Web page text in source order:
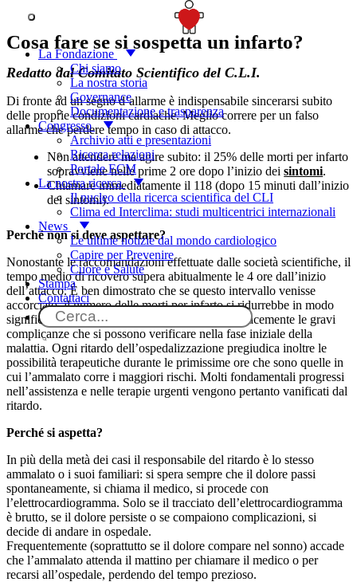
La Fondazione
Chi siamo
La nostra storia
Governance
Documentazione e trasparenza
Congresso
Archivio atti e presentazioni
Ricerca relazioni
Portale ECM
La nostra ricerca
Il nucleo della ricerca scientifica del CLI
Clima ed Interclima: studi multicentrici internazionali
News
Le ultime notizie dal mondo cardiologico
Capire per Prevenire
Cuore e Salute
Stampa
Contattaci
Cosa fare se si sospetta un infarto?
Redatto dal Comitato Scientifico del C.L.I.
Di fronte ad un segno d’allarme è indispensabile sincerarsi subito
delle proprie condizioni cardiache. Meglio correre per un falso
allarme che perdere tempo in caso di attacco.
Non attendere ma agire subito: il 25% delle morti per infarto
sopravviene nelle prime 2 ore dopo l’inizio deisintomi.
Chiamare immediatamente il 118 (dopo 15 minuti dall’inizio
dei sintomi).
Perché non si deve aspettare?
Nonostante le raccomandazioni effettuate dalle società scientifiche, il
tempo medio di ricovero supera abitualmente le 4 ore dall’inizio
dell’attacco. È ben dimostrato che se questo intervallo venisse
accorciato, il numero delle morti per infarto si ridurrebbe in modo
significativo per la possibilità di contrastare efficacemente le gravi
complicanze che si possono verificare nella fase iniziale della
malattia. Ogni ritardo dell’ospedalizzazione pregiudica inoltre le
possibilità terapeutiche durante le primissime ore che sono quelle in
cui l’ammalato corre i maggiori rischi. Molti fondamentali progressi
nell’assistenza e nelle terapie urgenti vengono pertanto vanificati dal
ritardo.
Perché si aspetta?
In più della metà dei casi il responsabile del ritardo è lo stesso
ammalato o i suoi familiari: si spera sempre che il dolore passi
spontaneamente, si chiama il medico, si procede con
l’elettrocardiogramma. Solo se il tracciato dell’elettrocardiogramma
è brutto, se il dolore persiste o se compaiono complicazioni, si
decide di andare in ospedale.
Frequentemente (soprattutto se il dolore compare nel sonno) accade
che l’ammalato attenda il mattino per chiamare il medico o per
recarsi all’ospedale, perdendo del tempo prezioso.